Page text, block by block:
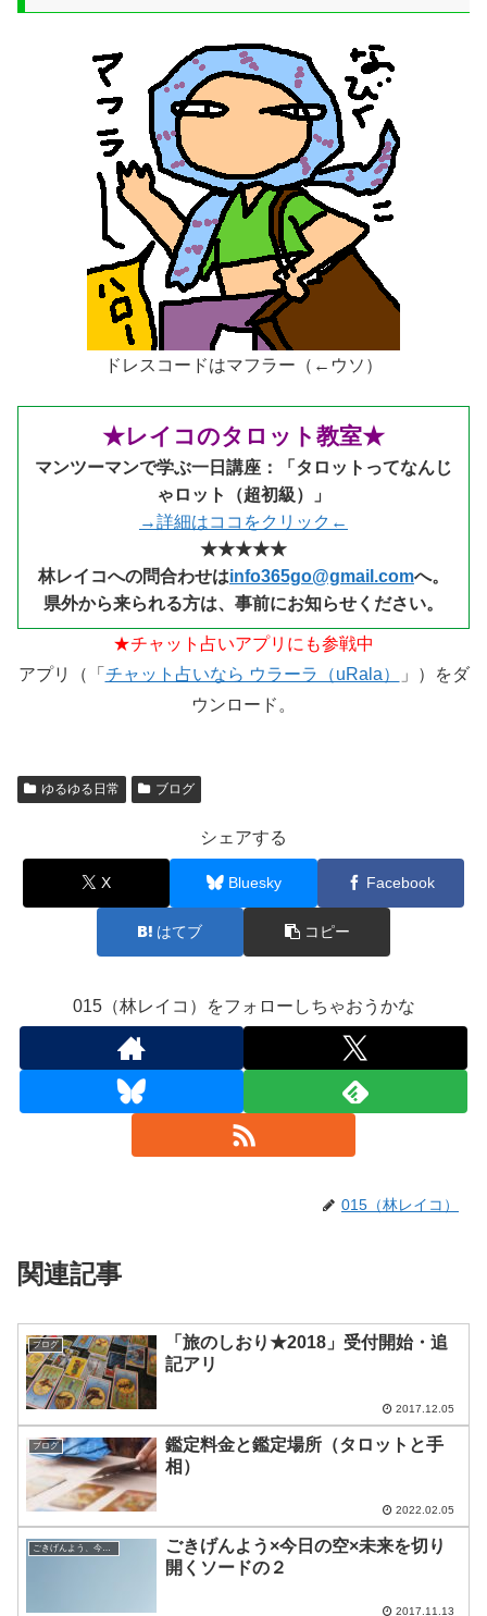
ドレスコードはマフラー（←ウソ）
★レイコのタロット教室★
マンツーマンで学ぶ一日講座：「タロットってなんじ
ゃロット（超初級）」
→詳細はココをクリック←
★★★★★
林レイコへの問合わせはinfo365go@gmail.comへ。
県外から来られる方は、事前にお知らせください。
★チャット占いアプリにも参戦中
アプリ（「 チャット占いなら ウラーラ（uRala）
」）をダ
ウンロード。
ゆるゆる日常 ブログ
シェアする
X Bluesky Facebook
はてブ コピー
015（林レイコ）をフォローしちゃおうかな
015（林レイコ）
関連記事
ブログ
「旅のしおり★2018」受付開始・追
記アリ
2017.12.05
ブログ
鑑定料金と鑑定場所（タロットと手
相）
2022.02.05
ごきげんよう、今日の空
ごきげんよう×今日の空×未来を切り
開くソードの２
2017.11.13